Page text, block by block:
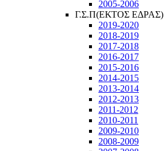
2005-2006
Γ.Σ.Π(ΕΚΤΟΣ ΕΔΡΑΣ)
2019-2020
2018-2019
2017-2018
2016-2017
2015-2016
2014-2015
2013-2014
2012-2013
2011-2012
2010-2011
2009-2010
2008-2009